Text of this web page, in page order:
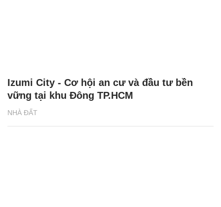
NHÀ ĐẤT
Izumi City - Cơ hội an cư và đầu tư bền
vững tại khu Đông TP.HCM